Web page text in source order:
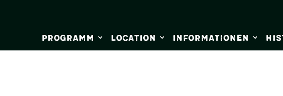
Programm Location Informationen